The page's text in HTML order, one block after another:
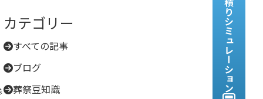
見積りシミュレーション
カテゴリー
すべての記事
ブログ
葬祭豆知識